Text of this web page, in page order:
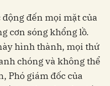
đến mọi mặt của
cơn sóng khổng lồ.
hình thành, mọi thứ
chóng và không thể
Phó giám đốc của